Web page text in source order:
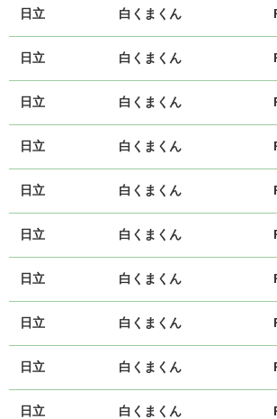
日立 白くまくん
日立 白くまくん
日立 白くまくん
日立 白くまくん
日立 白くまくん
日立 白くまくん
日立 白くまくん
日立 白くまくん
日立 白くまくん
日立 白くまくん